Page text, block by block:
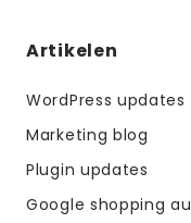
Artikelen
WordPress updates
Marketing blog
Plugin updates
Google shopping